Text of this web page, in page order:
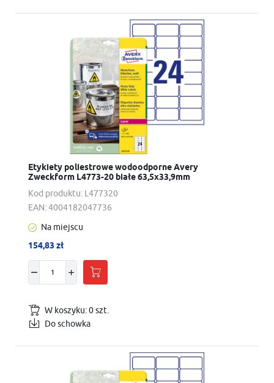
Kod produktu: L477320
Etykiety poliestrowe wodoodporne Avery
Zweckform L4773-20 białe 63,5x33,9mm
EAN:4004182047736
Na miejscu
154,83 zł
W koszyku:0szt.
Do schowka